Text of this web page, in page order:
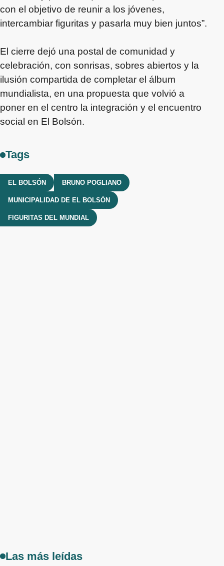
con el objetivo de reunir a los jóvenes,
intercambiar figuritas y pasarla muy bien juntos”.
El cierre dejó una postal de comunidad y
celebración, con sonrisas, sobres abiertos y la
ilusión compartida de completar el álbum
mundialista, en una propuesta que volvió a
poner en el centro la integración y el encuentro
social en El Bolsón.
Tags
EL BOLSÓN BRUNO POGLIANO
MUNICIPALIDAD DE EL BOLSÓN
FIGURITAS DEL MUNDIAL
Las más leídas